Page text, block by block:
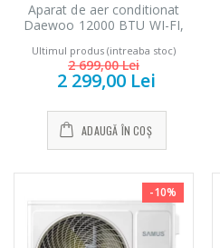
Aparat de aer conditionat
Daewoo 12000 BTU WI-FI,
instalare inclus (3m), filtre cu
ioni de argint, functie iFeel,
Eco Mode, DAC-12CHSDW,
Ultimul produs (intreaba stoc)
2 699,00 Lei
2 299,00 Lei
ADAUGĂ ÎN COȘ
-10%